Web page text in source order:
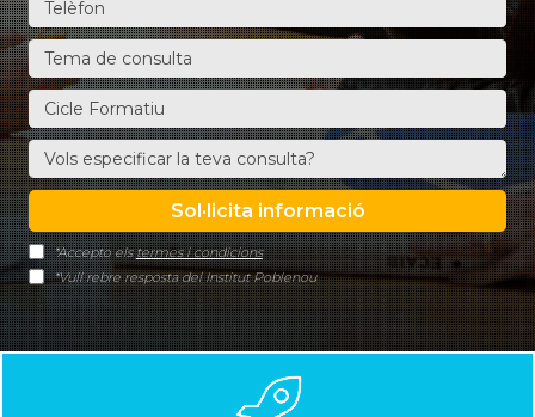
*Accepto elstermes i condicions
*Vull rebre resposta del Institut Poblenou